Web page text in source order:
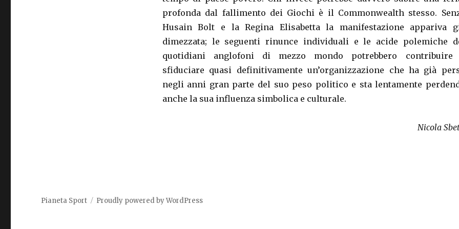
profonda dal fallimento dei Giochi è il Commonwealth stesso.
Husain Bolt e la Regina Elisabetta la manifestazione appariva
dimezzata; le seguenti rinunce individuali e le acide polemiche
quotidiani anglofoni di mezzo mondo potrebbero contribuire
sfiduciare quasi definitivamente un’organizzazione che ha già
negli anni gran parte del suo peso politico e sta lentamente
anche la sua influenza simbolica e culturale.
Nicola
Pianeta Sport Proudly powered by WordPress